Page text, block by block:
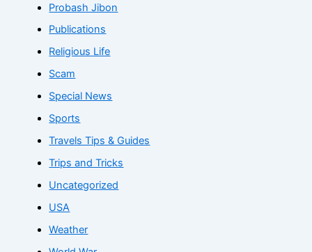
Probash Jibon
Publications
Religious Life
Scam
Special News
Sports
Travels Tips & Guides
Trips and Tricks
Uncategorized
USA
Weather